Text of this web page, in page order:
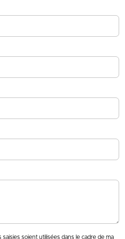
soient utilisées dans le cadre de ma